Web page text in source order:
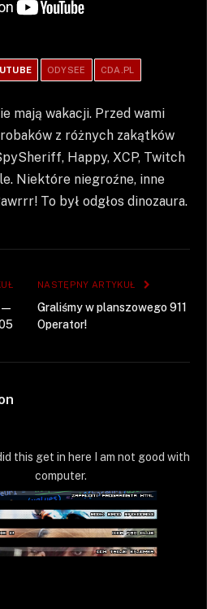
ODYSEE CDA.PL
mają wakacji. Przed wami
z różnych zakątków
Happy, XCP, Twitch
Niektóre niegroźne, inne
To był odgłos dinozaura.
—
NASTĘPNY ARTYKUŁ
Graliśmy w planszowego 911
Operator!
this get in here I am not good with
computer.